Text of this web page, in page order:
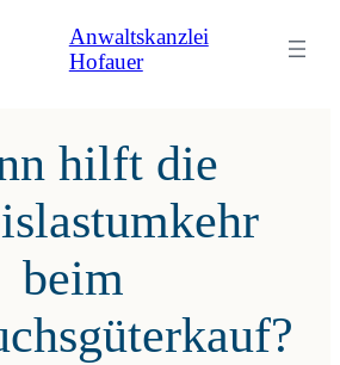
Anwaltskanzlei
Hofauer
hilft die
beim